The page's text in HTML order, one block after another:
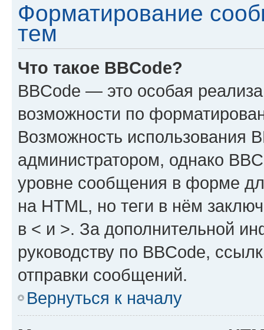
Форматирование
тем
Что такое BBCode?
BBCode — это особая
возможности по
Возможность использования
администратором, однако
уровне сообщения в форме
на HTML, но теги в нём
в < и >. За дополнительной
руководству по BBCode,
отправки сообщений.
Вернуться к началу